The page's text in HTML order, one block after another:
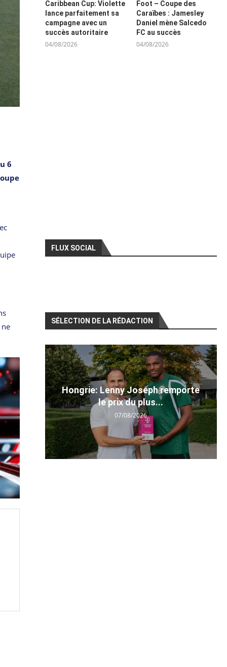
6
Caribbean Cup: Violette
lance parfaitement sa
campagne avec un
succès autoritaire
04/08/2026
Foot – Coupe des
Caraïbes : Jamesley
Daniel mène Salcedo
FC au succès
04/08/2026
FLUX SOCIAL
SÉLECTION DE LA RÉDACTION
Hongrie: Lenny Joseph remporte
le prix du plus...
07/08/2026